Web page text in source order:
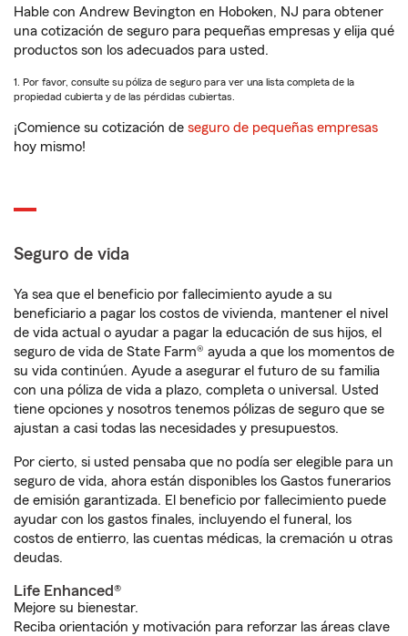
Hable con Andrew Bevington en Hoboken, NJ para obtener
una cotización de seguro para pequeñas empresas y elija qué
productos son los adecuados para usted.
1. Por favor, consulte su póliza de seguro para ver una lista completa de la
propiedad cubierta y de las pérdidas cubiertas.
¡Comience su cotización de seguro de pequeñas empresas
hoy mismo!
Seguro de vida
Ya sea que el beneficio por fallecimiento ayude a su
beneficiario a pagar los costos de vivienda, mantener el nivel
de vida actual o ayudar a pagar la educación de sus hijos, el
seguro de vida de State Farm® ayuda a que los momentos de
su vida continúen. Ayude a asegurar el futuro de su familia
con una póliza de vida a plazo, completa o universal. Usted
tiene opciones y nosotros tenemos pólizas de seguro que se
ajustan a casi todas las necesidades y presupuestos.
Por cierto, si usted pensaba que no podía ser elegible para un
seguro de vida, ahora están disponibles los Gastos funerarios
de emisión garantizada. El beneficio por fallecimiento puede
ayudar con los gastos finales, incluyendo el funeral, los
costos de entierro, las cuentas médicas, la cremación u otras
deudas.
Life Enhanced®
Mejore su bienestar.
Reciba orientación y motivación para reforzar las áreas clave